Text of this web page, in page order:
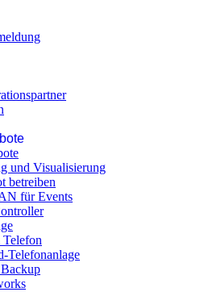
und Visualisierung
betreiben
für Events
Telefonanlage